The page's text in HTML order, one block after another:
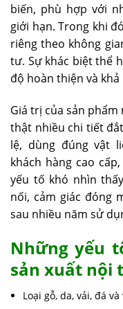
biến, phù hợp với
giới hạn. Trong khi
riêng theo không
tư. Sự khác biệt thể
độ hoàn thiện và
Giá trị của sản
thật nhiều chi tiết
lệ, dùng đúng vật
khách hàng cao
yếu tố khó nhìn
nối, cảm giác đóng
sau nhiều năm sử
Những yếu
sản xuất nội
Loại gỗ, da, vải, đá